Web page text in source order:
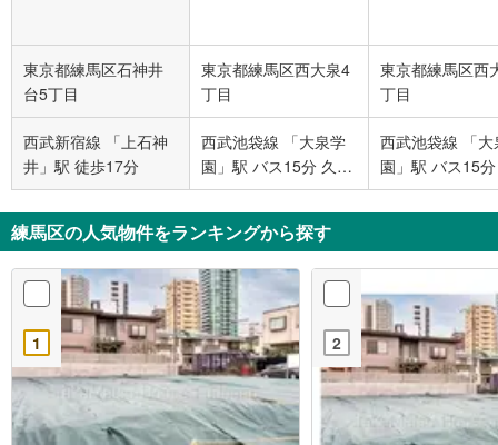
東京都練馬区石神井
台5丁目
東京都練馬区西大泉4
丁目
東京都練馬区西
丁目
西武新宿線 「上石神
井」駅 徒歩17分
西武池袋線 「大泉学
園」駅 バス15分 久保
新田 バス停下車 徒歩
3分
西武池袋線 「大
園」駅 バス15
新田 バス停下車
3分
練馬区の人気物件をランキングから探す
1 2